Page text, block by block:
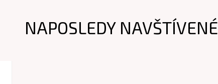
NAPOSLEDY NAVŠTÍVENÉ